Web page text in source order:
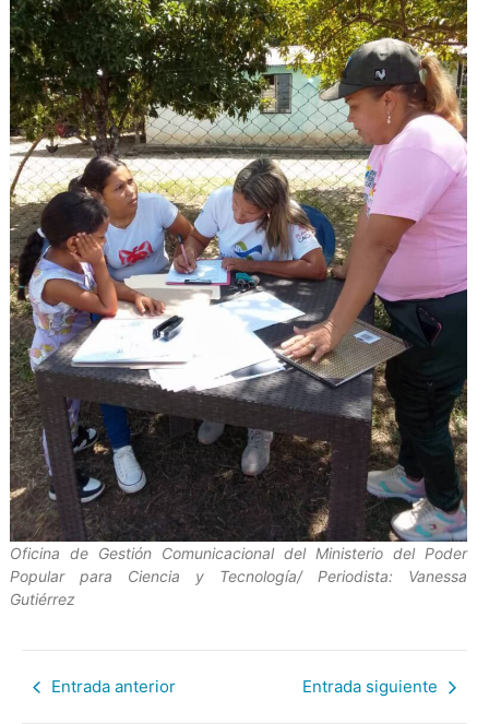
Oficina de Gestión Comunicacional del Ministerio del Poder
Popular para Ciencia y Tecnología/ Periodista: Vanessa
Gutiérrez
Entrada anterior Entrada siguiente